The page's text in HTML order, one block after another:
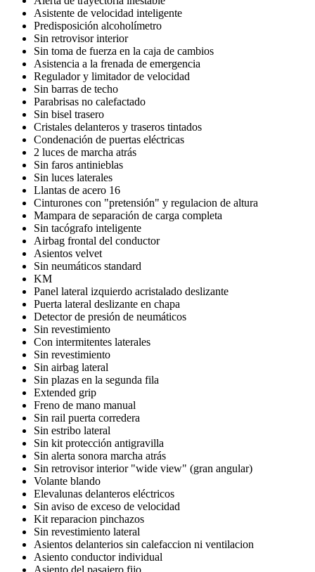
Asistente de velocidad inteligente
Predisposición alcoholímetro
Sin retrovisor interior
Sin toma de fuerza en la caja de cambios
Asistencia a la frenada de emergencia
Regulador y limitador de velocidad
Sin barras de techo
Parabrisas no calefactado
Sin bisel trasero
Cristales delanteros y traseros tintados
Condenación de puertas eléctricas
2 luces de marcha atrás
Sin faros antinieblas
Sin luces laterales
Llantas de acero 16
Cinturones con "pretensión" y regulacion de altura
Mampara de separación de carga completa
Sin tacógrafo inteligente
Airbag frontal del conductor
Asientos velvet
Sin neumáticos standard
KM
Panel lateral izquierdo acristalado deslizante
Puerta lateral deslizante en chapa
Detector de presión de neumáticos
Sin revestimiento
Con intermitentes laterales
Sin revestimiento
Sin airbag lateral
Sin plazas en la segunda fila
Extended grip
Freno de mano manual
Sin rail puerta corredera
Sin estribo lateral
Sin kit protección antigravilla
Sin alerta sonora marcha atrás
Sin retrovisor interior "wide view" (gran angular)
Volante blando
Elevalunas delanteros eléctricos
Sin aviso de exceso de velocidad
Kit reparacion pinchazos
Sin revestimiento lateral
Asientos delanterios sin calefaccion ni ventilacion
Asiento conductor individual